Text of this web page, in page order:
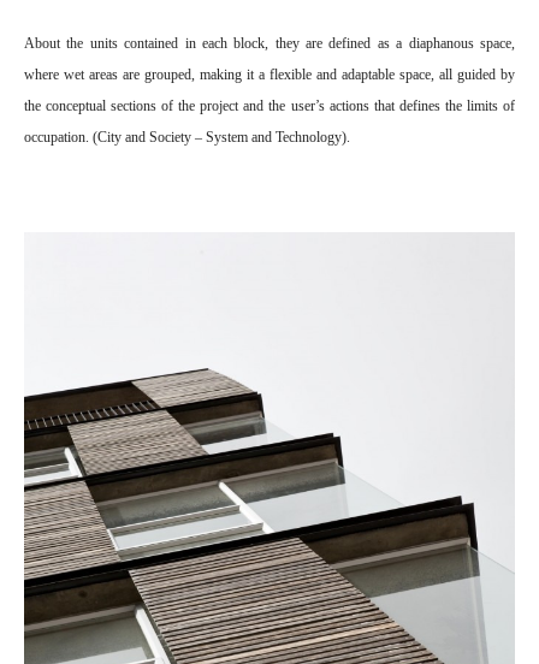
About the units contained in each block, they are defined as a diaphanous space,
where wet areas are grouped, making it a flexible and adaptable space, all guided by
the conceptual sections of the project and the user’s actions that defines the limits of
occupation. (City and Society – System and Technology).